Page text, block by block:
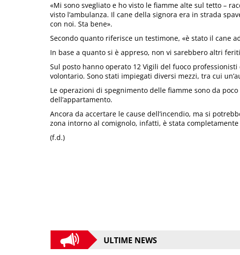
«Mi sono svegliato e ho visto le fiamme alte sul tetto –
visto l’ambulanza. Il cane della signora era in strada
con noi. Sta bene».
Secondo quanto riferisce un testimone, «è stato il cane
In base a quanto si è appreso, non vi sarebbero altri
Sul posto hanno operato 12 Vigili del fuoco
volontario. Sono stati impiegati diversi mezzi, tra cui
Le operazioni di spegnimento delle fiamme sono da
dell’appartamento.
Ancora da accertare le cause dell’incendio, ma si
zona intorno al comignolo, infatti, è stata
(f.d.)
ULTIME NEWS